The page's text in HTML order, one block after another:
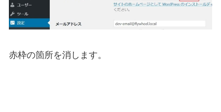
赤枠の箇所を消します。